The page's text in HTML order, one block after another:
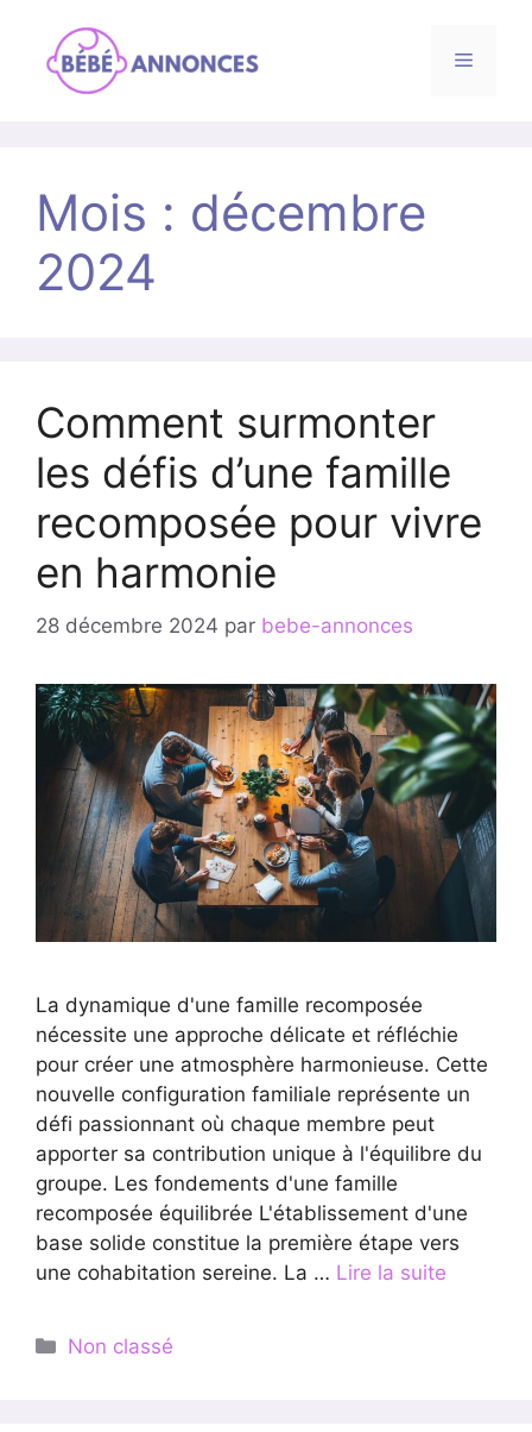
contenu
Menu
Mois : décembre
2024
Comment surmonter
les défis d’une famille
recomposée pour vivre
en harmonie
28 décembre 2024 par bebe-annonces
La dynamique d'une famille recomposée
nécessite une approche délicate et réfléchie
pour créer une atmosphère harmonieuse. Cette
nouvelle configuration familiale représente un
défi passionnant où chaque membre peut
apporter sa contribution unique à l'équilibre du
groupe. Les fondements d'une famille
recomposée équilibrée L'établissement d'une
base solide constitue la première étape vers
une cohabitation sereine. La … Lire la suite
Catégories
Non classé